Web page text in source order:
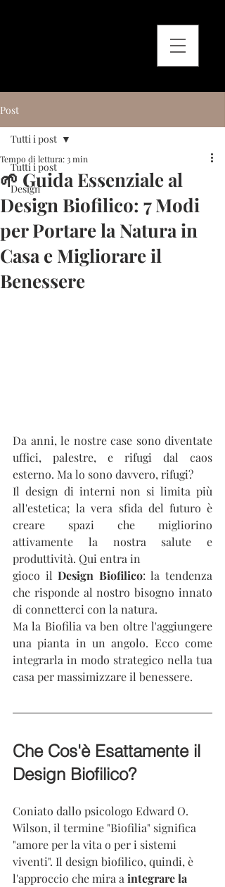
Post
Tutti i post
Design
Tutti i post
🌱 Guida Essenziale al
Design Biofilico: 7 Modi
per Portare la Natura in
Casa e Migliorare il
Benessere
Tempo di lettura: 3 min
Da anni, le nostre case sono diventate
uffici, palestre, e rifugi dal caos
esterno. Ma lo sono davvero, rifugi?
Il design di interni non si limita più
all'estetica; la vera sfida del futuro è
creare spazi che migliorino
attivamente la nostra salute e
produttività. Qui entra in
gioco il Design Biofilico: la tendenza
che risponde al nostro bisogno innato
di connetterci con la natura.
Ma la Biofilia va ben oltre l'aggiungere
una pianta in un angolo. Ecco come
integrarla in modo strategico nella tua
casa per massimizzare il benessere.
Che Cos'è Esattamente il
Design Biofilico?
Coniato dallo psicologo Edward O.
Wilson, il termine "Biofilia" significa
"amore per la vita o per i sistemi
viventi". Il design biofilico, quindi, è
l'approccio che mira a integrare la